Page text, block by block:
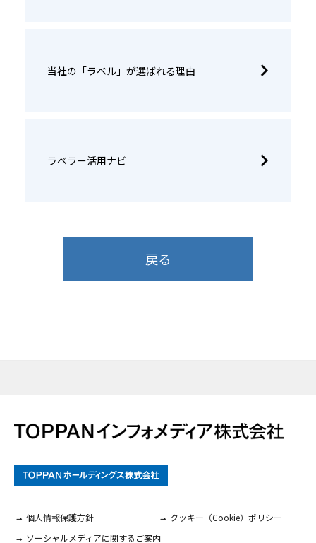
当社の「ラベル」が選ばれる理由
ラベラー活用ナビ
戻る
個人情報保護方針
クッキー（Cookie）ポリシー
ソーシャルメディアに関するご案内